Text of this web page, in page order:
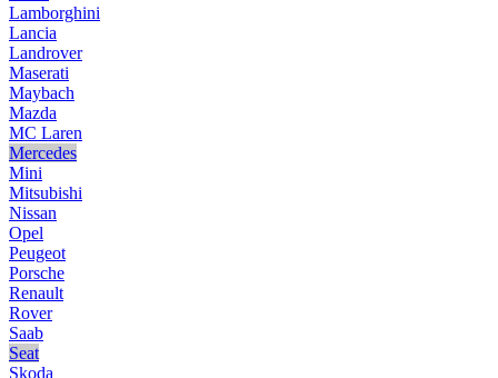
Lamborghini
Lancia
Landrover
Maserati
Maybach
Mazda
MC Laren
Mercedes
Mini
Mitsubishi
Nissan
Opel
Peugeot
Porsche
Renault
Rover
Saab
Seat
Skoda